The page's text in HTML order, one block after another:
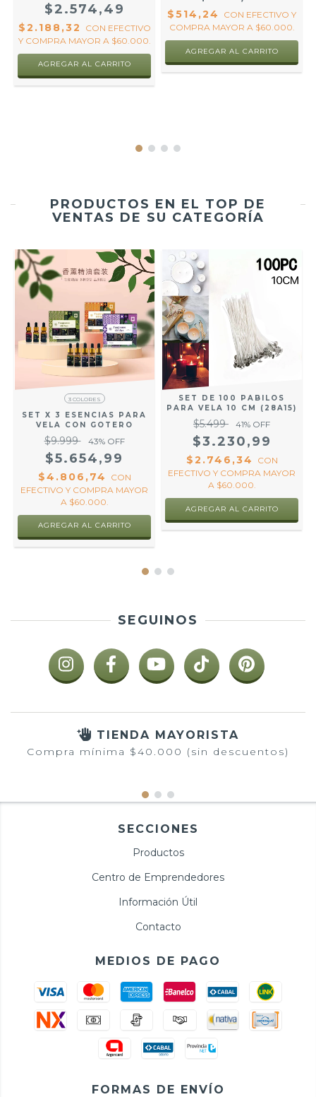
$2.574,49
$2.188,32 CON EFECTIVO
Y COMPRA MAYOR A $60.000.
AGREGAR AL CARRITO
$514,24 CON EFECTIVO Y
COMPRA MAYOR A $60.000.
PRODUCTOS EN EL TOP DE
VENTAS DE SU CATEGORÍA
3 COLORES
SET X 3 ESENCIAS PARA
VELA CON GOTERO
$9.999 43% OFF
$5.654,99
$4.806,74
CON
EFECTIVO Y COMPRA MAYOR
A $60.000.
AGREGAR AL CARRITO
SET DE 100 PABILOS
PARA VELA 10 CM (28A15)
$5.499 41% OFF
$3.230,99
$2.746,34
CON
EFECTIVO Y COMPRA MAYOR
A $60.000.
SEGUINOS
TIENDA MAYORISTA
Compra mínima $40.000 (sin descuentos)
SECCIONES
Productos
Centro de Emprendedores
Información Útil
Contacto
MEDIOS DE PAGO
FORMAS DE ENVÍO